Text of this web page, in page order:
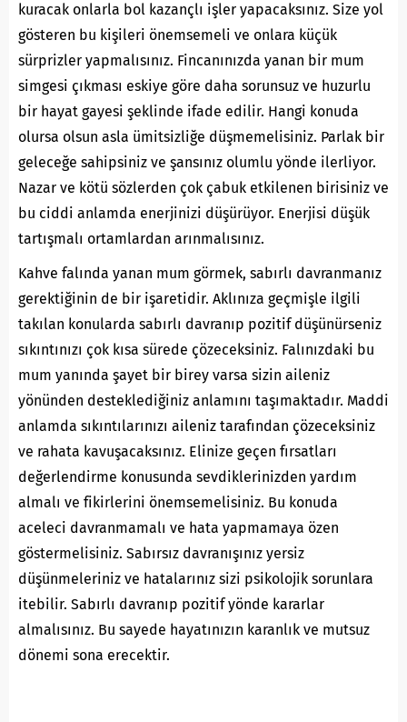
kuracak onlarla bol kazançlı işler yapacaksınız. Size yol
gösteren bu kişileri önemsemeli ve onlara küçük
sürprizler yapmalısınız. Fincanınızda yanan bir mum
simgesi çıkması eskiye göre daha sorunsuz ve huzurlu
bir hayat gayesi şeklinde ifade edilir. Hangi konuda
olursa olsun asla ümitsizliğe düşmemelisiniz. Parlak bir
geleceğe sahipsiniz ve şansınız olumlu yönde ilerliyor.
Nazar ve kötü sözlerden çok çabuk etkilenen birisiniz ve
bu ciddi anlamda enerjinizi düşürüyor. Enerjisi düşük
tartışmalı ortamlardan arınmalısınız.
Kahve falında yanan mum görmek, sabırlı davranmanız
gerektiğinin de bir işaretidir. Aklınıza geçmişle ilgili
takılan konularda sabırlı davranıp pozitif düşünürseniz
sıkıntınızı çok kısa sürede çözeceksiniz. Falınızdaki bu
mum yanında şayet bir birey varsa sizin aileniz
yönünden desteklediğiniz anlamını taşımaktadır. Maddi
anlamda sıkıntılarınızı aileniz tarafından çözeceksiniz
ve rahata kavuşacaksınız. Elinize geçen fırsatları
değerlendirme konusunda sevdiklerinizden yardım
almalı ve fikirlerini önemsemelisiniz. Bu konuda
aceleci davranmamalı ve hata yapmamaya özen
göstermelisiniz. Sabırsız davranışınız yersiz
düşünmeleriniz ve hatalarınız sizi psikolojik sorunlara
itebilir. Sabırlı davranıp pozitif yönde kararlar
almalısınız. Bu sayede hayatınızın karanlık ve mutsuz
dönemi sona erecektir.